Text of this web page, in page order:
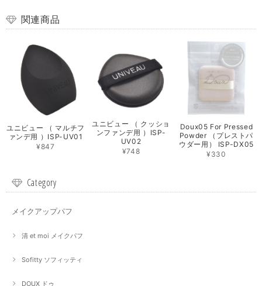
関連商品
ユニビュー （ マルチフ
ァンデ用 ）ISP-UV01
¥847
ユニビュー （ クッショ
ンファンデ用 ）ISP-
UV02
¥748
Doux05 For Pressed
Powder （プレストパ
ウダー用） ISP-DX05
¥330
Category
メイクアップパフ
清 et moi メイクパフ
Sofitty ソフィッティ
DOUX ドゥ